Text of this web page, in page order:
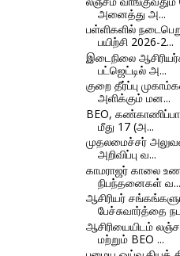
அனைத்து அ...
பள்ளிகளில்
பயிற்சி 2026-2...
இடைநிலை
பட்ஜெட்டில் அ...
குறை தீர்ப்பு
அளிக்கும் மன...
BEO,
மீது 17 (அ...
முதலமைச்சர்
அறிவிப்பு வ...
காமராஜர் காலை
நிபந்தனைகள் வ...
ஆசிரியர்
பேச்சுவார்த்தை
ஆசிரியையிடம்
மற்றும் BEO ...